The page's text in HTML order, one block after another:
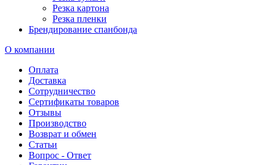
Резка картона
Резка пленки
Брендирование спанбонда
О компании
Оплата
Доставка
Сотрудничество
Сертификаты товаров
Отзывы
Производство
Возврат и обмен
Статьи
Вопрос - Ответ